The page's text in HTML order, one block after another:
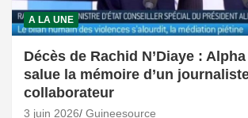
A LA UNE
Décès de Rachid N’Diaye :
salue la mémoire d’un
collaborateur
3 juin 2026 Guineesource